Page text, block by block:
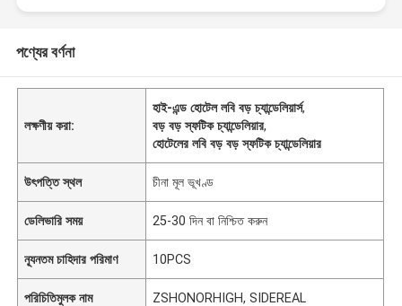
পণ্যের বর্ণনা
লক্ষণীয় করা:
হাই-এন্ড হোটেল লবি বড় চ্যান্ডেলিয়ার্স,
বড় বড় স্ফটিক চ্যান্ডেলিয়ার,
হোটেলের লবি বড় বড় স্ফটিক চ্যান্ডেলিয়ার
উৎপত্তি স্থল চীনা মূল ভূখণ্ড
ডেলিভারি সময় 25-30 দিন বা নিশ্চিত করুন
ন্যূনতম চাহিদার পরিমাণ 10PCS
পরিচিতিমুলক নাম ZSHONORHIGH, SIDEREAL